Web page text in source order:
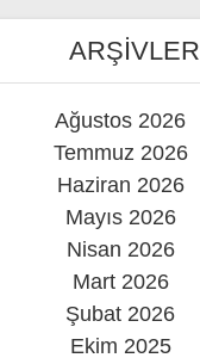
ARŞIVLER
Ağustos 2026
Temmuz 2026
Haziran 2026
Mayıs 2026
Nisan 2026
Mart 2026
Şubat 2026
Ekim 2025